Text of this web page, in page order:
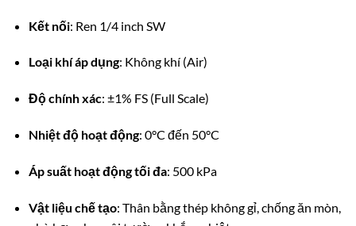
Kết nối: Ren 1/4 inch SW
Loại khí áp dụng: Không khí (Air)
Độ chính xác: ±1% FS (Full Scale)
Nhiệt độ hoạt động: 0°C đến 50°C
Áp suất hoạt động tối đa: 500 kPa
Vật liệu chế tạo: Thân bằng thép không gỉ, chống ăn mòn,